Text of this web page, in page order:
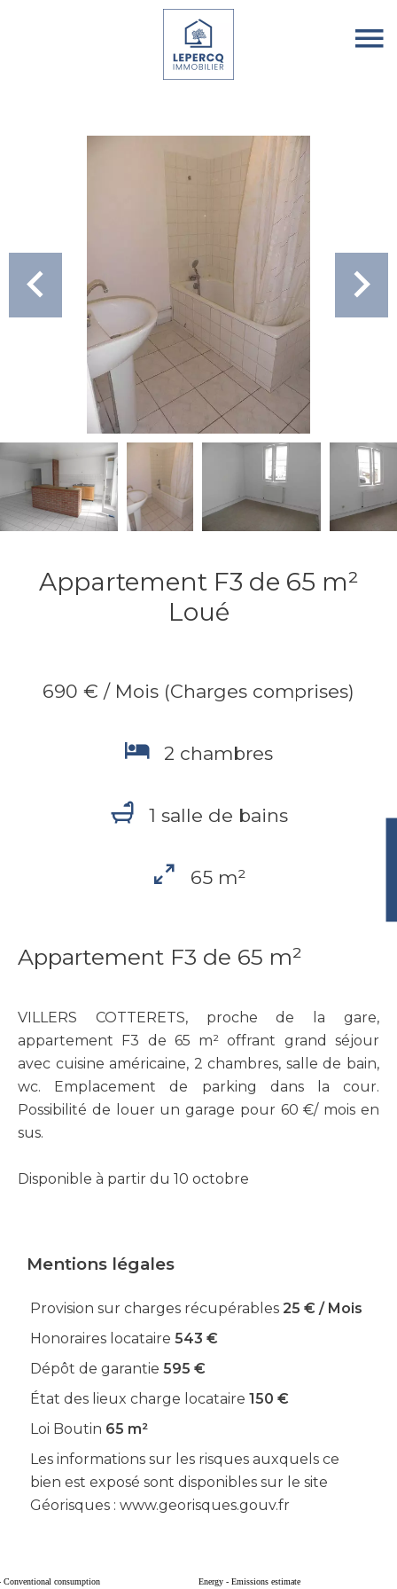
Appartement F3 de 65 m²
Loué
690 € / Mois (Charges comprises)
2 chambres
1 salle de bains
65 m²
Appartement F3 de 65 m²
VILLERS COTTERETS, proche de la gare,
appartement F3 de 65 m² offrant grand séjour
avec cuisine américaine, 2 chambres, salle de bain,
wc. Emplacement de parking dans la cour.
Possibilité de louer un garage pour 60 €/ mois en
sus.
Disponible à partir du 10 octobre
Mentions légales
Provision sur charges récupérables 25 € / Mois
Honoraires locataire 543 €
Dépôt de garantie 595 €
État des lieux charge locataire 150 €
Loi Boutin 65 m²
Les informations sur les risques auxquels ce
bien est exposé sont disponibles sur le site
Géorisques : www.georisques.gouv.fr